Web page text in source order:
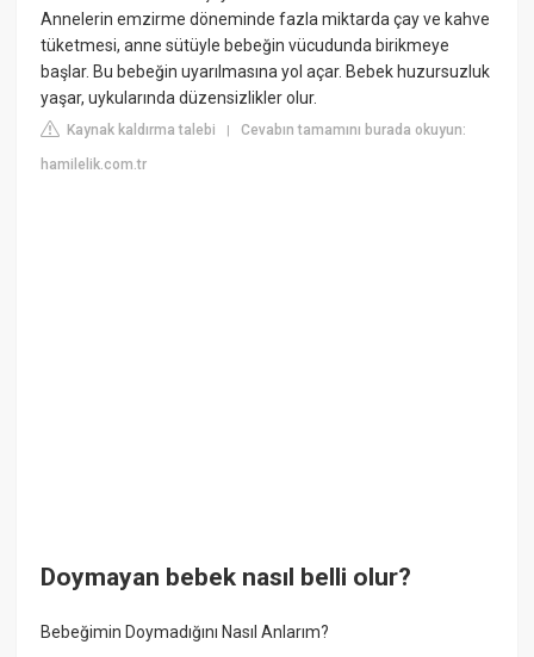
Annelerin emzirme döneminde fazla miktarda çay ve kahve
tüketmesi, anne sütüyle bebeğin vücudunda birikmeye
başlar. Bu bebeğin uyarılmasına yol açar. Bebek huzursuzluk
yaşar, uykularında düzensizlikler olur.
Kaynak kaldırma talebi |Cevabın tamamını burada okuyun:
hamilelik.com.tr
Doymayan bebek nasıl belli olur?
Bebeğimin Doymadığını Nasıl Anlarım?